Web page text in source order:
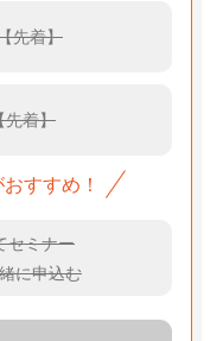
先着】
先着】
すすめ！
セミナー
に申込む